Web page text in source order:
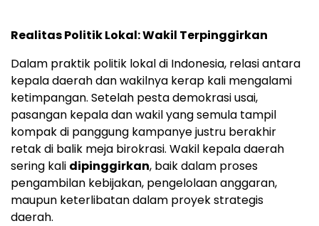
Realitas Politik Lokal: Wakil Terpinggirkan
Dalam praktik politik lokal di Indonesia, relasi antara
kepala daerah dan wakilnya kerap kali mengalami
ketimpangan. Setelah pesta demokrasi usai,
pasangan kepala dan wakil yang semula tampil
kompak di panggung kampanye justru berakhir
retak di balik meja birokrasi. Wakil kepala daerah
sering kali dipinggirkan, baik dalam proses
pengambilan kebijakan, pengelolaan anggaran,
maupun keterlibatan dalam proyek strategis
daerah.